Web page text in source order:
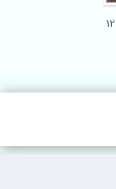
فروش پشتی فرش ماشینی 1200